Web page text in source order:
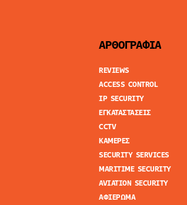
ΑΡΘΟΓΡΑΦΙΑ
REVIEWS
ACCESS CONTROL
IP SECURITY
ΕΓΚΑΤΑΣΤΑΣΕΙΣ
CCTV
ΚΑΜΕΡΕΣ
SECURITY SERVICES
MARITIME SECURITY
AVIATION SECURITY
ΑΦΙΕΡΩΜΑ